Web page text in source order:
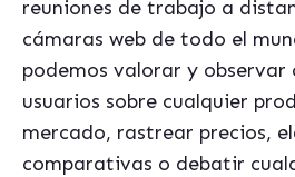
reuniones de trabajo a
cámaras web de todo el
podemos valorar y observar
usuarios sobre cualquier
mercado, rastrear precios,
comparativas o debatir